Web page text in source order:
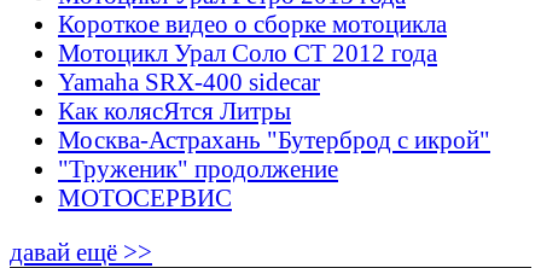
Короткое видео о сборке мотоцикла
Мотоцикл Урал Соло СТ 2012 года
Yamaha SRX-400 sidecar
Как колясЯтся Литры
Москва-Астрахань "Бутерброд с икрой"
"Труженик" продолжение
МОТОСЕРВИС
давай ещё >>